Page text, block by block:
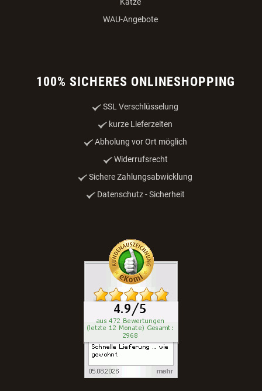
WAU-Angebote
100% SICHERES ONLINESHOPPING
SSL Verschlüsselung
kurze Lieferzeiten
Abholung vor Ort möglich
Widerrufsrecht
Sichere Zahlungsabwicklung
Datenschutz - Sicherheit